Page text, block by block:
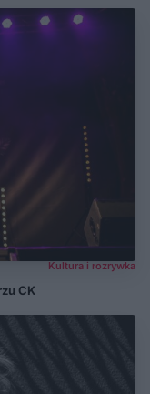
Kultura i rozrywka
CK